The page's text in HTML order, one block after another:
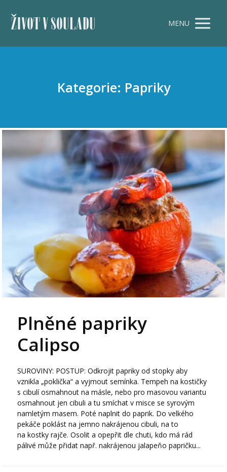
ŽIVOT V SOULADU MENU
Kategorie: Papriky
Plněné papriky
Calipso
SUROVINY: POSTUP: Odkrojit papriky od stopky aby
vznikla „poklička“ a vyjmout semínka. Tempeh na kostičky
s cibulí osmahnout na másle, nebo pro masovou variantu
osmahnout jen cibuli a tu smíchat v misce se syrovým
namletým masem. Poté naplnit do paprik. Do velkého
pekáče poklást na jemno nakrájenou cibuli, na to
na kostky rajče. Osolit a opepřit dle chuti, kdo má rád
pálivé může přidat např. nakrájenou jalapeňo papričku...